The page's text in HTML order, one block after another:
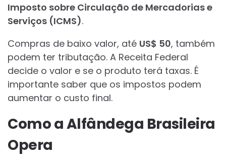
Imposto sobre Circulação de Mercadorias e
Serviços (ICMS).
Compras de baixo valor, até US$ 50, também
podem ter tributação. A Receita Federal
decide o valor e se o produto terá taxas. É
importante saber que os impostos podem
aumentar o custo final.
Como a Alfândega Brasileira
Opera